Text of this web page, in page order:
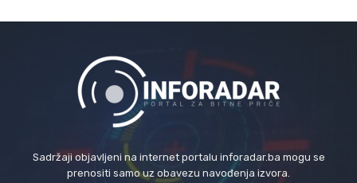
Sadržaji objavljeni na internet portalu inforadar.ba mogu se
prenositi samo uz obavezu navođenja izvora.